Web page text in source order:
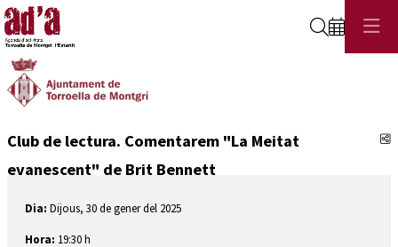
Cerca
Club de lectura. Comentarem "La Meitat
evanescent" de Brit Bennett
Dia: Dijous, 30 de gener del 2025
Hora: 19:30 h